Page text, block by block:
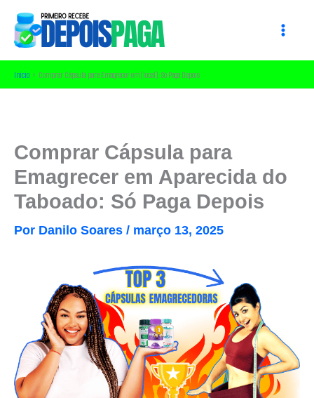
para
conteúdo
Início Comprar Cápsula para Emagrecer em [local]: Só Paga Depois
Comprar Cápsula para
Emagrecer em Aparecida do
Taboado: Só Paga Depois
Por Danilo Soares / março 13, 2025